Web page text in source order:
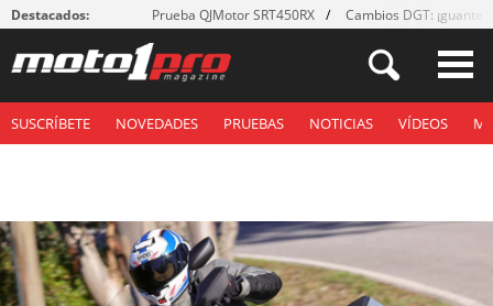
Destacados: Prueba QJMotor SRT450RX Cambios DGT: ¡guantes!
SUSCRÍBETE NOVEDADES PRUEBAS NOTICIAS VÍDEOS